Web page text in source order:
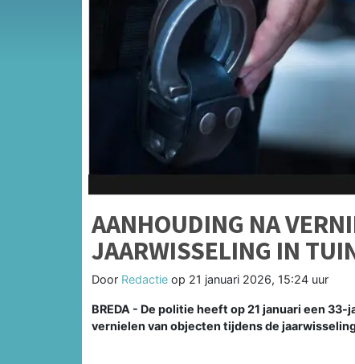
AANHOUDING NA
JAARWISSELING IN
Door Redactie op 21 januari 2026, 15:24 uur
BREDA - De politie heeft op 21 januari een
vernielen van objecten tijdens de